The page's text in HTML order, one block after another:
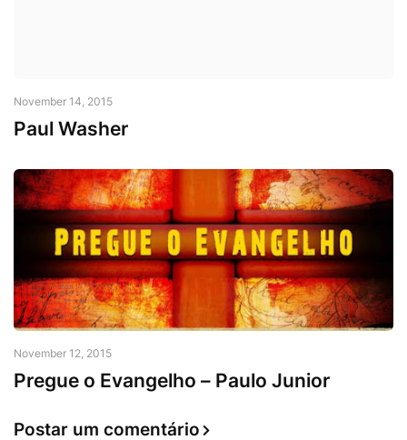
November 14, 2015
Paul Washer
November 12, 2015
Pregue o Evangelho – Paulo Junior
Postar um comentário